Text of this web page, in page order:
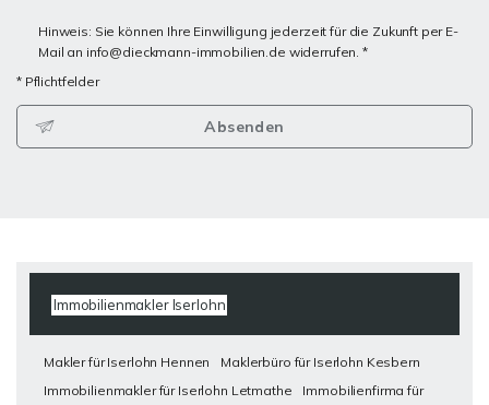
Hinweis: Sie können Ihre Einwilligung jederzeit für die Zukunft per E-
Mail an info@dieckmann-immobilien.de widerrufen. *
* Pflichtfelder
Absenden
Immobilienmakler Iserlohn
Makler für Iserlohn Hennen
Maklerbüro für Iserlohn Kesbern
Immobilienmakler für Iserlohn Letmathe
Immobilienfirma für